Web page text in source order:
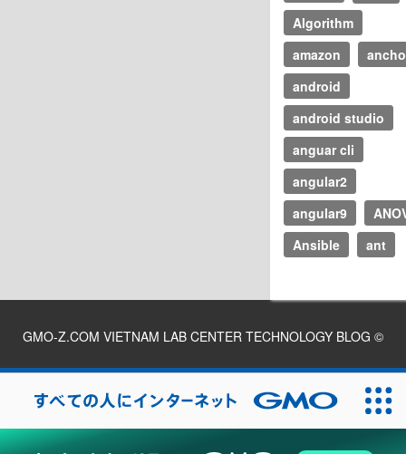
Algorithm
amazon
android
android studio
anguar cli
angular2
angular9
Ansible
ant
GMO-Z.COM VIETNAM LAB CENTER TECHNOLOGY BLOG ©
2026